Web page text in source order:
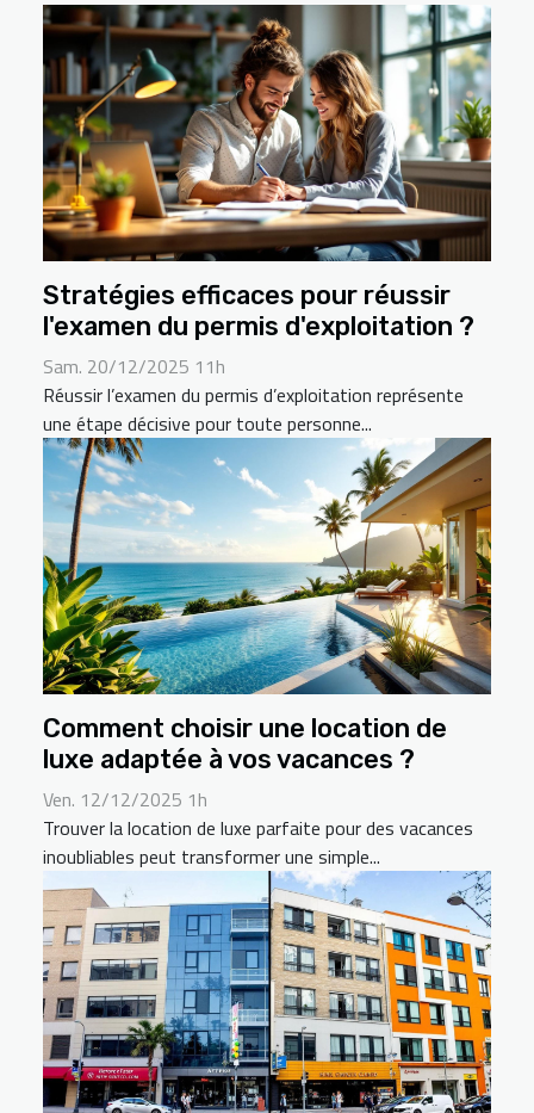
Stratégies efficaces pour réussir
l'examen du permis d'exploitation ?
Sam. 20/12/2025 11h
Réussir l’examen du permis d’exploitation représente
une étape décisive pour toute personne...
Comment choisir une location de
luxe adaptée à vos vacances ?
Ven. 12/12/2025 1h
Trouver la location de luxe parfaite pour des vacances
inoubliables peut transformer une simple...